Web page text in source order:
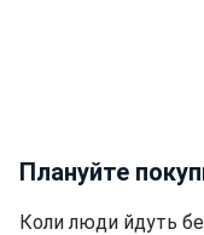
Плануйте
Коли люди йдуть